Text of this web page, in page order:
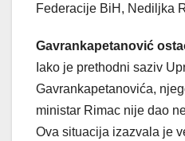
Federacije BiH, Nediljka
Gavrankapetanović
Iako je prethodni saziv
Gavrankapetanovića,
ministar Rimac nije dao
Ova situacija izazvala je